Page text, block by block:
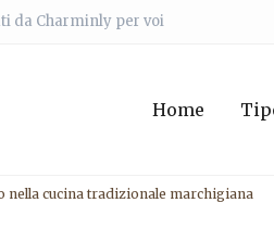
da Charminly per voi
Home
nella cucina tradizionale marchigiana